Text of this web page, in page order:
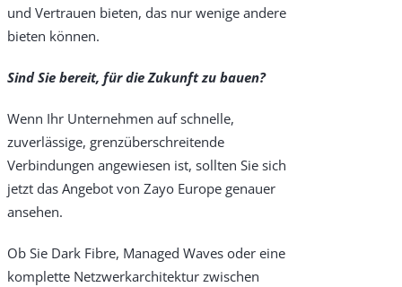
und Vertrauen bieten, das nur wenige andere
bieten können.
Sind Sie bereit, für die Zukunft zu bauen?
Wenn Ihr Unternehmen auf schnelle,
zuverlässige, grenzüberschreitende
Verbindungen angewiesen ist, sollten Sie sich
jetzt das Angebot von Zayo Europe genauer
ansehen.
Ob Sie Dark Fibre, Managed Waves oder eine
komplette Netzwerkarchitektur zwischen